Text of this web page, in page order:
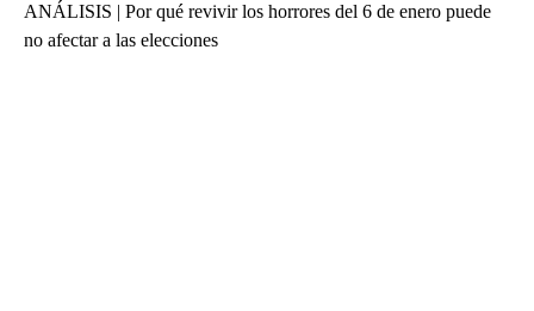
ANÁLISIS | Por qué revivir los horrores del 6 de enero puede
no afectar a las elecciones